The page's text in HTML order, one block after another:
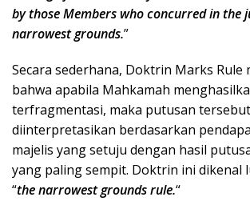
by those Members who concurred in the
narrowest grounds.”
Secara sederhana, Doktrin Marks Rule
bahwa apabila Mahkamah
terfragmentasi, maka putusan
diinterpretasikan berdasarkan
majelis yang setuju dengan hasil
yang paling sempit. Doktrin ini dikenal
“the narrowest grounds rule.“